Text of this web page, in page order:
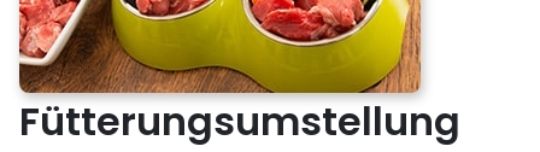
Fütterungsumstellung